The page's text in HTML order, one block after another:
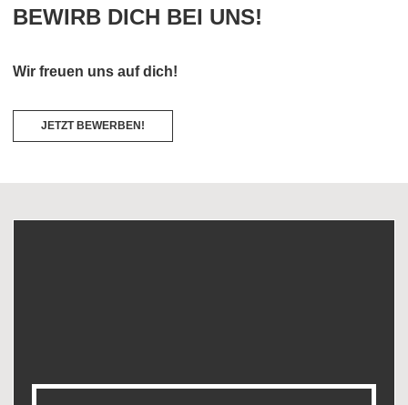
BEWIRB DICH BEI UNS!
Wir freuen uns auf dich!
JETZT BEWERBEN!